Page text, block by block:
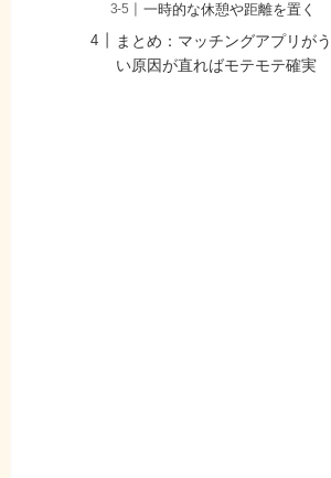
一時的な休憩や距離を置く
まとめ：マッチングアプリが
い原因が直ればモテモテ確実